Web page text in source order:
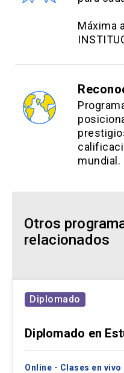
jardines japoneses.
de obra con
del Parque
Máxima
mundial.
Otros
relacionados
Diplomado
Diplomado en
Online - Clases en vivo